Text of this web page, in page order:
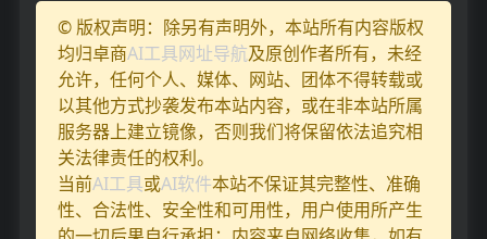
© 版权声明：除另有声明外，本站所有内容版权
均归卓商AI工具网址导航及原创作者所有，未经
允许，任何个人、媒体、网站、团体不得转载或
以其他方式抄袭发布本站内容，或在非本站所属
服务器上建立镜像，否则我们将保留依法追究相
关法律责任的权利。
当前AI工具或AI软件本站不保证其完整性、准确
性、合法性、安全性和可用性，用户使用所产生